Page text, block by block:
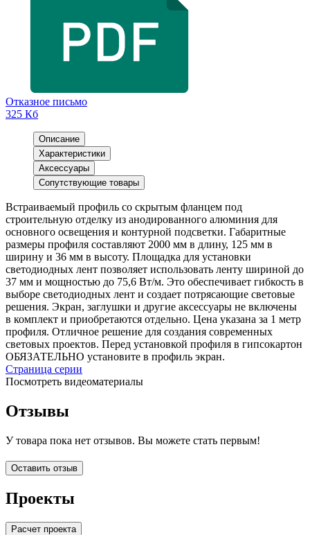
Отказное письмо
325 Кб
Описание
Характеристики
Аксессуары
Сопутствующие товары
Встраиваемый профиль со скрытым фланцем под
строительную отделку из анодированного алюминия для
основного освещения и контурной подсветки. Габаритные
размеры профиля составляют 2000 мм в длину, 125 мм в
ширину и 36 мм в высоту. Площадка для установки
светодиодных лент позволяет использовать ленту шириной до
37 мм и мощностью до 75,6 Вт/м. Это обеспечивает гибкость в
выборе светодиодных лент и создает потрясающие световые
решения. Экран, заглушки и другие аксессуары не включены
в комплект и приобретаются отдельно. Цена указана за 1 метр
профиля. Отличное решение для создания современных
световых проектов. Перед установкой профиля в гипсокартон
ОБЯЗАТЕЛЬНО установите в профиль экран.
Страница серии
Посмотреть видеоматериалы
Отзывы
У товара пока нет отзывов. Вы можете стать первым!
Оставить отзыв
Проекты
Расчет проекта